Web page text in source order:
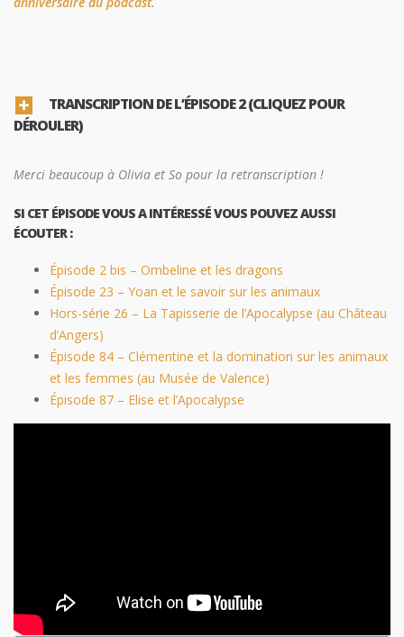
TRANSCRIPTION DE L’ÉPISODE 2 (CLIQUEZ POUR
DÉROULER)
Merci beaucoup à Olivia et So pour la retranscription !
SI CET ÉPISODE VOUS A INTÉRESSÉ VOUS POUVEZ AUSSI
ÉCOUTER :
Épisode 2 bis – Ombeline et les dragons
Épisode 23 – Yoan et le savoir sur les animaux
Hors-série 26 – La Tapisserie de l’Apocalypse (au Château
d’Angers)
Épisode 84 – Clémentine et la domination sur les animaux
et les femmes (au Musée de Valence)
Épisode 87 – Elise et l’Apocalypse